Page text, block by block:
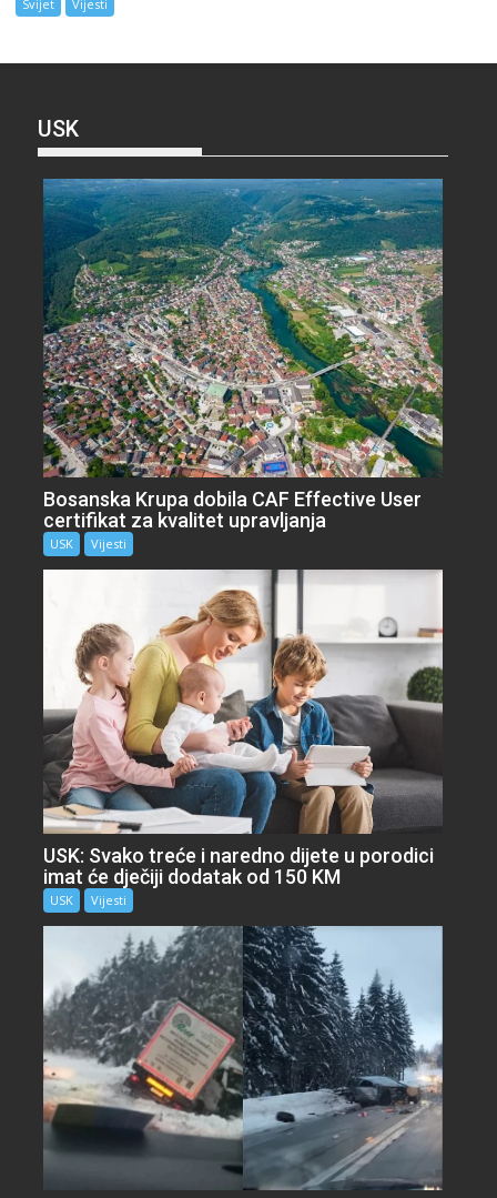
Svijet Vijesti
USK
Bosanska Krupa dobila CAF Effective User
certifikat za kvalitet upravljanja
USK Vijesti
USK: Svako treće i naredno dijete u porodici
imat će dječiji dodatak od 150 KM
USK Vijesti